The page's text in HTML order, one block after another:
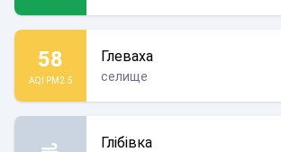
58
AQI PM2.5
Глеваха
селище
Глібівка